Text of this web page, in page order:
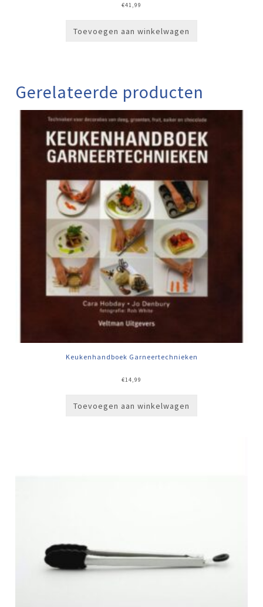
€41,99
Toevoegen aan winkelwagen
Gerelateerde producten
Keukenhandboek Garneertechnieken
€14,99
Toevoegen aan winkelwagen